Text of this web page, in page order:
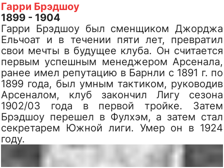
Гарри Брэдшоу
1899 - 1904
Гарри Брэдшоу был сменщиком Джорджа
Ельчоат и в течении пяти лет, превратил
свои мечты в будущее клуба. Он считается
первым успешным менеджером Арсенала,
ранее имел репутацию в Барнли с 1891 г. по
1899 года, был умным тактиком, руководив
Арсеналом, клуб закончил Лигу сезона
1902/03 года в первой тройке. Затем
Брэдшоу перешел в Фулхэм, а затем стал
секретарем Южной лиги. Умер он в 1924
году.